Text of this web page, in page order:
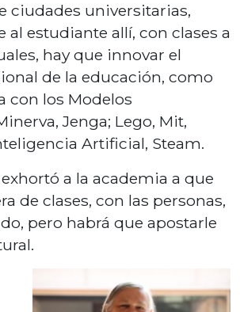
ciudades universitarias,
al estudiante allí, con clases a
hay que innovar el
de la educación, como
con los Modelos
Jenga; Lego, Mit,
Artificial, Steam.
a la academia a que
de clases, con las personas,
pero habrá que apostarle